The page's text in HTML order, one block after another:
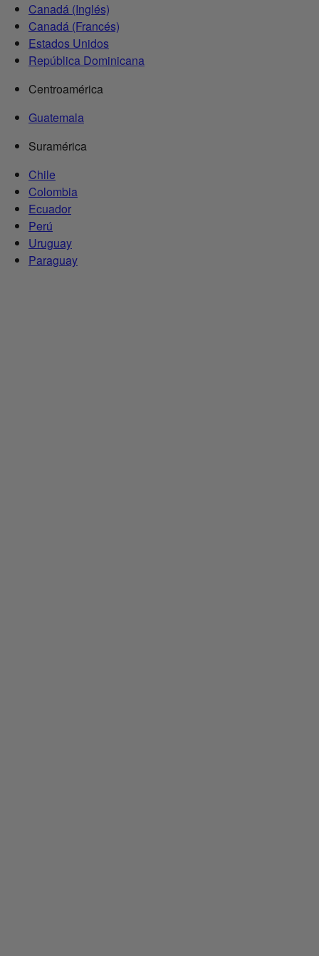
Canadá (Inglés)
Canadá (Francés)
Estados Unidos
República Dominicana
Centroamérica
Guatemala
Suramérica
Chile
Colombia
Ecuador
Perú
Uruguay
Paraguay